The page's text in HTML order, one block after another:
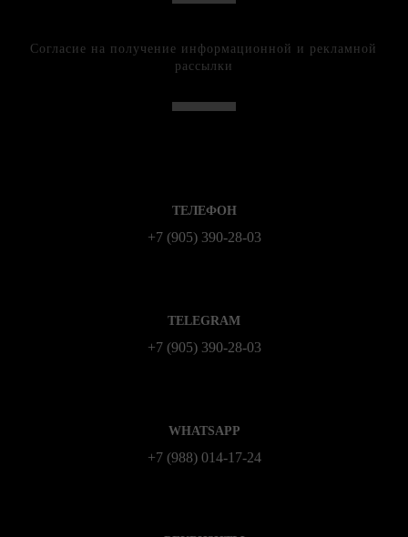
Согласие на получение информационной и рекламной
рассылки
ТЕЛЕФОН
+7 (905) 390-28-03
TELEGRAM
+7 (905) 390-28-03
WHATSAPP
+7 (988) 014‑17‑24